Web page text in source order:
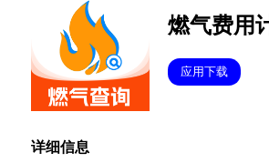
燃气费用
应用下载
详细信息